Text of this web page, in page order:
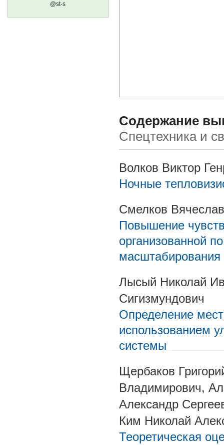
@st-s
Содержание
Спецтехника и
Волков Виктор
Ночные
Смелков
Повышение
организованной
масштабирования
Лысый Николай
Сигизмундович
Определение
использованием
системы
Щербаков
Владимирович,
Александр
Ким Николай
Теоретическая